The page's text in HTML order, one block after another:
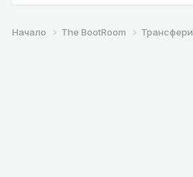
Начало The BootRoom Трансфери